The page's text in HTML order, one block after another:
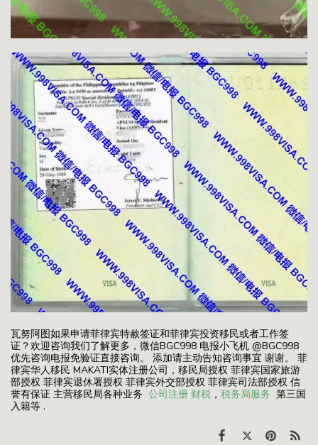
瓦努阿图如果申请菲律宾特赦签证和菲律宾投资移民或者工作签
证？欢迎咨询我们了解更多，微信BGC998 电报小飞机 @BGC998
优先咨询电报免验证直接咨询。 添加请主动告知咨询事宜 谢谢。 菲
律宾华人移民 MAKATI实体注册公司，移民局授权 菲律宾国家旅游
部授权 菲律宾退休署授权 菲律宾外交部授权 菲律宾司法部授权 信
誉有保证 主营移民局各种业务 公司注册 财税 ， 税务局服务 第三国
入籍等 .